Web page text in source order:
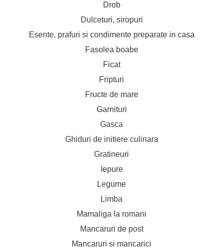
Drob
Dulceturi, siropuri
Esente, prafuri si condimente preparate in casa
Fasolea boabe
Ficat
Fripturi
Fructe de mare
Garnituri
Gasca
Ghiduri de initiere culinara
Gratineuri
Iepure
Legume
Limba
Mamaliga la romani
Mancaruri de post
Mancaruri si mancarici